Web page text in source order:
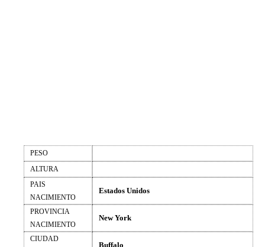
PESO
ALTURA
PAIS
NACIMIENTO
Estados Unidos
PROVINCIA
NACIMIENTO
New York
CIUDAD
Buffalo